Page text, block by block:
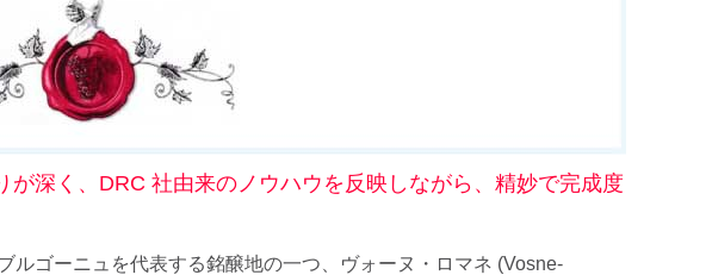
深く、DRC 社由来のノウハウを反映しながら、精妙で完成度
ルゴーニュを代表する銘醸地の一つ、ヴォーヌ・ロマネ (Vosne-